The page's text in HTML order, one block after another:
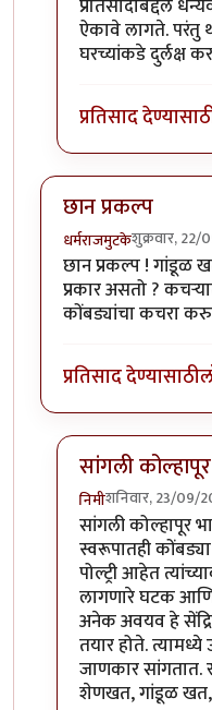
प्रतिसादाबद्दल
ऐकावे लागते. परंतु
घरच्यांकडे दुर्लक्ष
प्रतिसाद
छान प्रकल्प
धर्मराजमुटकेशुक्रवार,
छान प्रकल्प !
प्रकार असतो ?
कोंबड्यांचा कचरा
प्रतिसाद देण्यासाठी
सांगली
निमीशनिवार, 23/09/
In reply toछान
सांगली कोल्हापूर
स्वरूपातही
पोल्ट्री आहेत
लागणारे घटक
अनेक अवयव हे
तयार होते.
जाणकार सांगतात.
शेणखत, गांडूळ खत,